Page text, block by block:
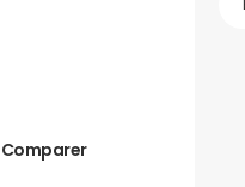
Comparer